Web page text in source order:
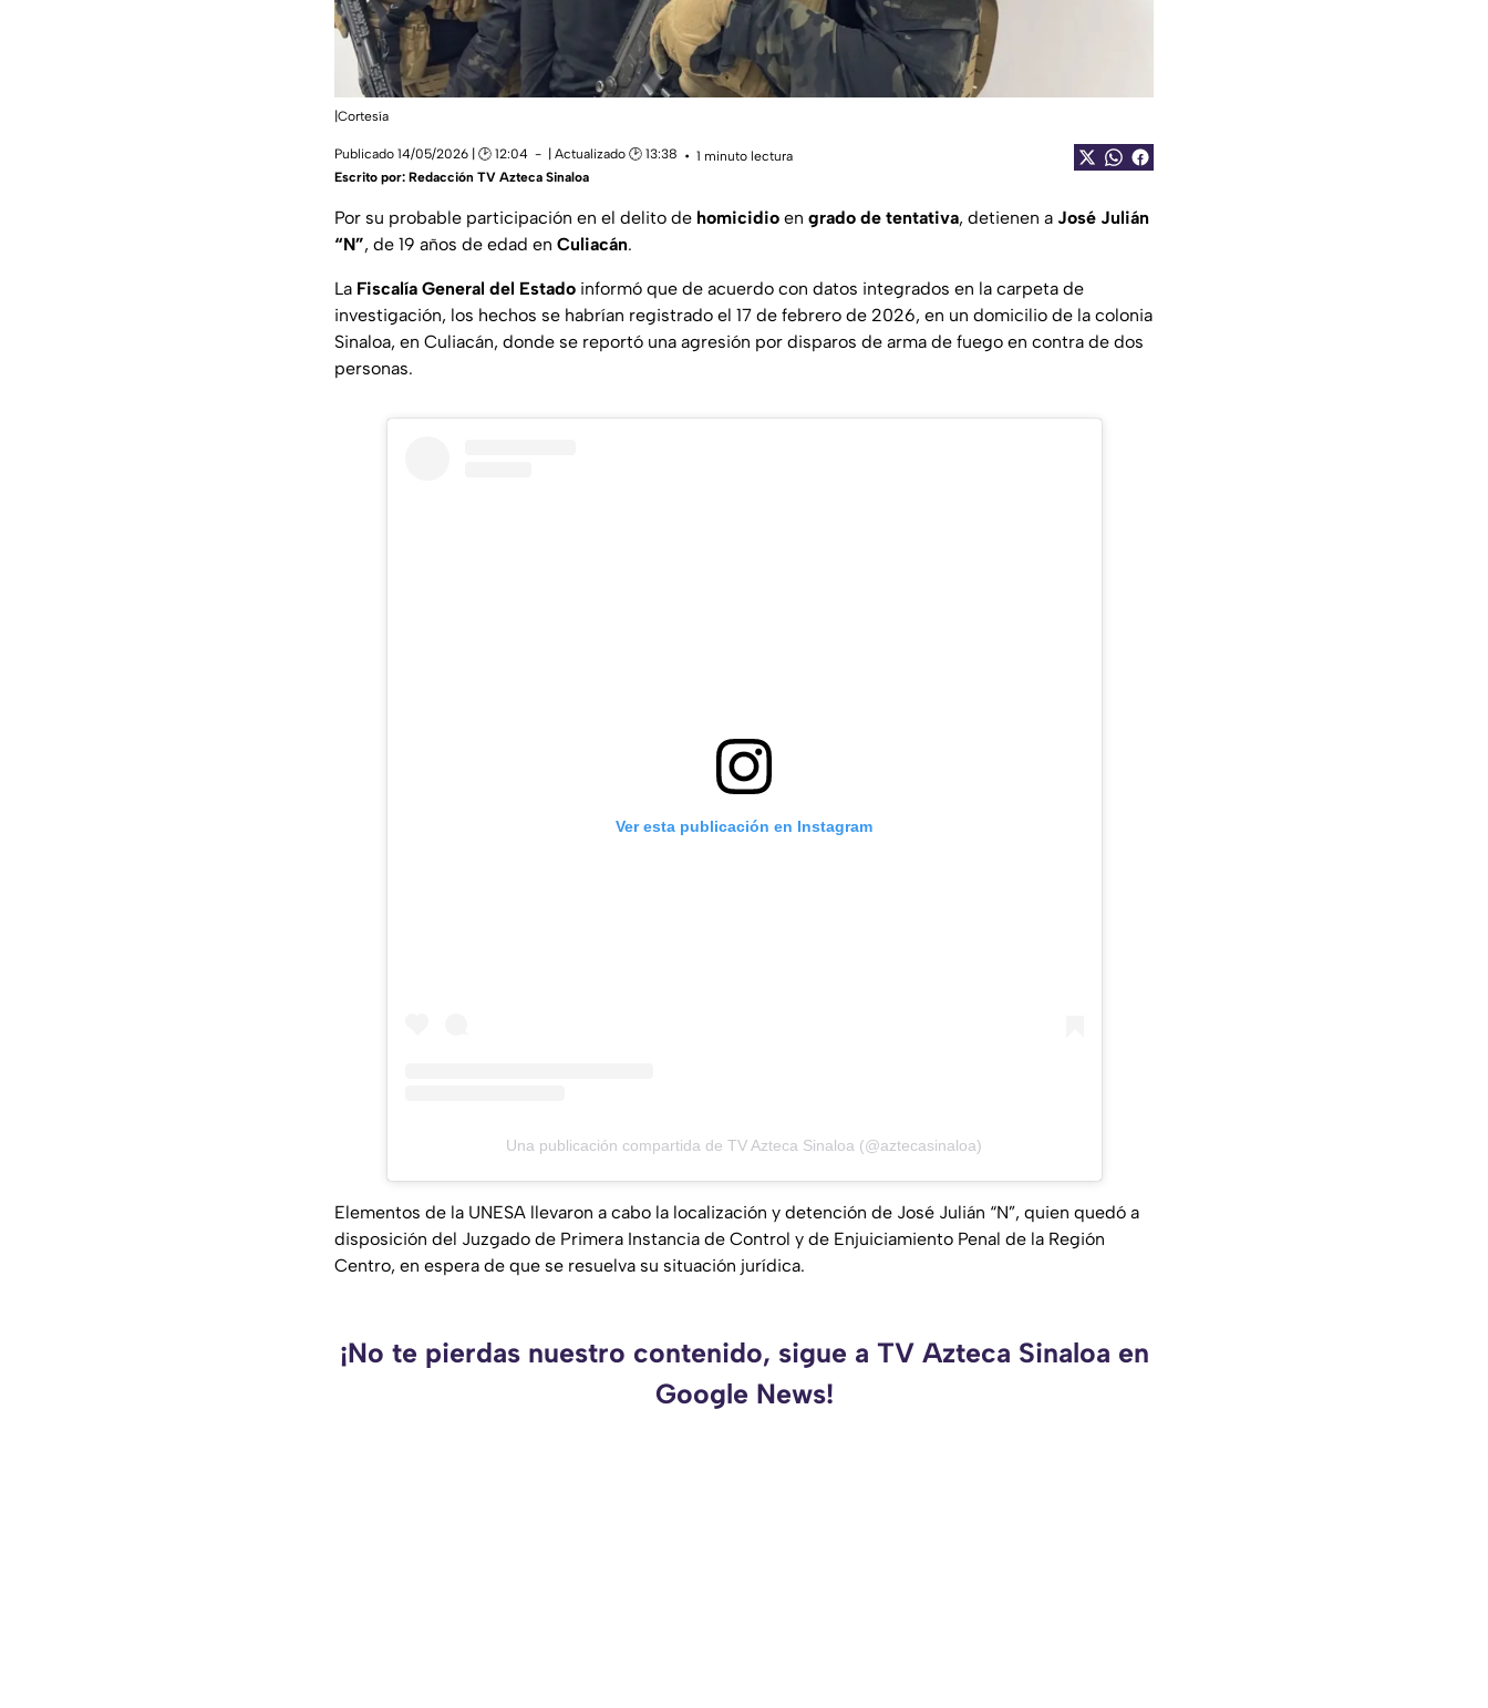
|Cortesía
Publicado 14/05/2026 | 🕑 12:04 | Actualizado 🕑 13:38
1 minuto lectura
Escrito por: Redacción TV Azteca Sinaloa
Por su probable participación en el delito de homicidio en grado de tentativa, detienen a José Julián
“N”, de 19 años de edad en Culiacán.
La Fiscalía General del Estado informó que de acuerdo con datos integrados en la carpeta de
investigación, los hechos se habrían registrado el 17 de febrero de 2026, en un domicilio de la colonia
Sinaloa, en Culiacán, donde se reportó una agresión por disparos de arma de fuego en contra de dos
personas.
Ver esta publicación en Instagram
Una publicación compartida de TV Azteca Sinaloa (@aztecasinaloa)
Elementos de la UNESA llevaron a cabo la localización y detención de José Julián “N”, quien quedó a
disposición del Juzgado de Primera Instancia de Control y de Enjuiciamiento Penal de la Región
Centro, en espera de que se resuelva su situación jurídica.
¡No te pierdas nuestro contenido, sigue a TV Azteca Sinaloa en
Google News!